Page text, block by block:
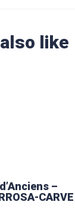
like
–
CARVE